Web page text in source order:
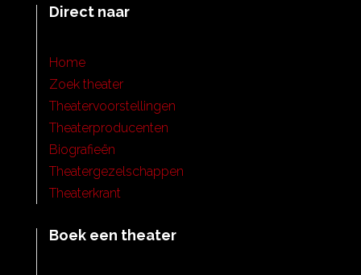
Direct naar
Home
Zoek theater
Theatervoorstellingen
Theaterproducenten
Biografieën
Theatergezelschappen
Theaterkrant
Boek een theater